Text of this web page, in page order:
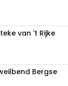
van 't Rijke
Bergse